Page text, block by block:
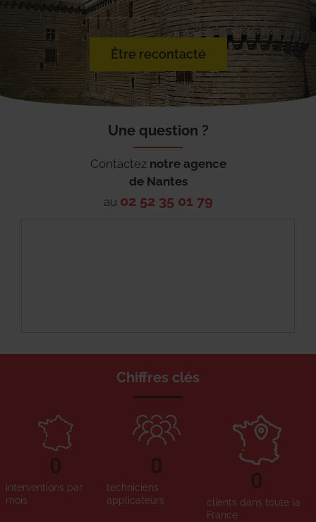
Être recontacté
Une question ?
Contactez notre agence
de Nantes
au 02 52 35 01 79
Chiffres clés
interventions par
mois
0
techniciens
applicateurs
0
clients dans toute la
France
0